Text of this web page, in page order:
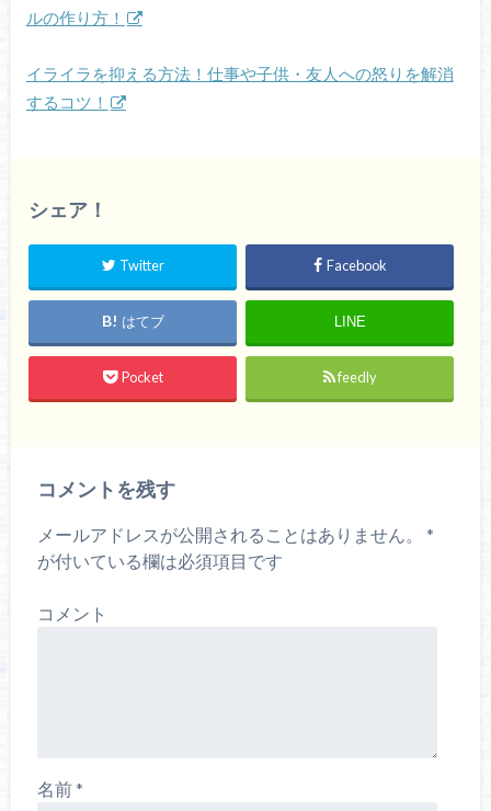
ルの作り方！
イライラを抑える方法！仕事や子供・友人への怒りを解消
するコツ！
シェア！
Twitter Facebook
はてブ LINE
Pocket feedly
コメントを残す
メールアドレスが公開されることはありません。
*
が付いている欄は必須項目です
コメント
名前*